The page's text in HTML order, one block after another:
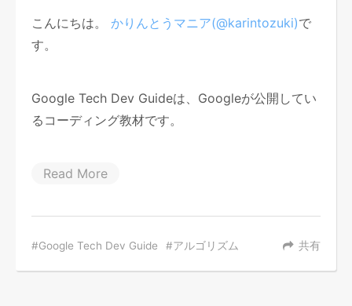
こんにちは。 かりんとうマニア(@karintozuki)で
す。
Google Tech Dev Guideは、Googleが公開してい
るコーディング教材です。
Read More
共有
Google Tech Dev Guide アルゴリズム